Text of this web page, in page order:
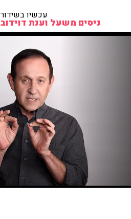
עכשיו בשידור
ניסים משעל וענת דוידוב